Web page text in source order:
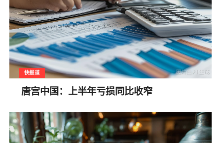
快报道
唐宫中国：上半年亏损同比收窄